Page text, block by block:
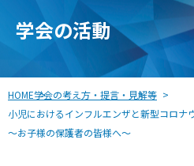
学会の活動
HOME学会の考え方・提言・見解等
小児におけるインフルエンザと新型コロナ
～お子様の保護者の皆様へ～